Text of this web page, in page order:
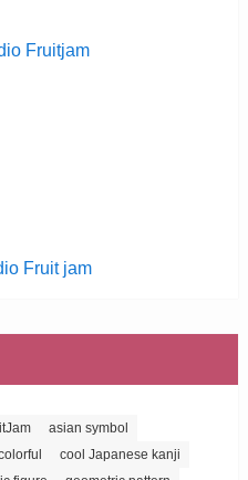
Fruitjam
Fruit jam
asian symbol
cool Japanese kanji